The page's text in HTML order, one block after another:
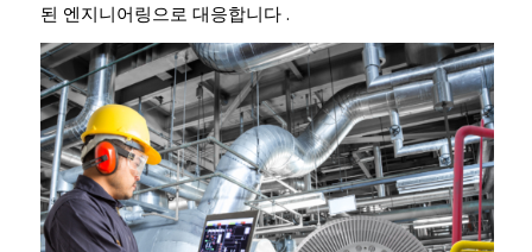
된 엔지니어링으로 대응합니다 .